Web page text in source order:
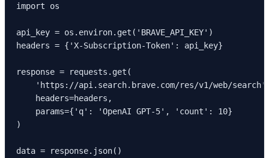
import os
api_key = os.environ.get('BRAVE_API_KEY')
headers = {'X-Subscription-Token': api_key}
response = requests.get(
'https://api.search.brave.com/res/v1/web/
    headers=headers,
    params={'q': 'OpenAI GPT-5', 'count': 10}
)
data = response.json()